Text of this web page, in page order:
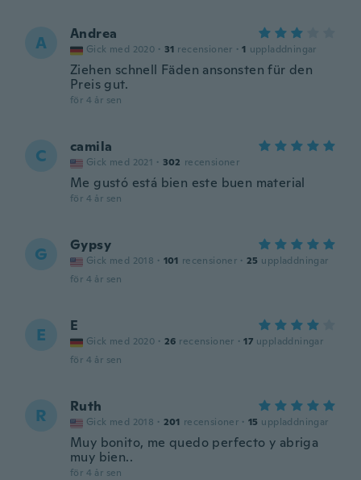
A Andrea
Gick med 2020 · 31 recensioner · 1 uppladdningar
Ziehen schnell Fäden ansonsten für den
Preis gut.
för 4 år sen
C camila
Gick med 2021 · 302 recensioner
Me gustó está bien este buen material
för 4 år sen
G Gypsy
Gick med 2018 · 101 recensioner · 25 uppladdningar
för 4 år sen
E E
Gick med 2020 · 26 recensioner · 17 uppladdningar
för 4 år sen
R Ruth
Gick med 2018 · 201 recensioner · 15 uppladdningar
Muy bonito, me quedo perfecto y abriga
muy bien..
för 4 år sen